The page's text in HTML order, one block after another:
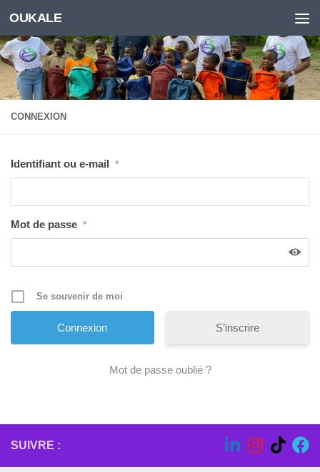
Skip to content
OUKALE
CONNEXION
Identifiant ou e-mail *
Mot de passe *
Se souvenir de moi
S’inscrire
Mot de passe oublié ?
SUIVRE :